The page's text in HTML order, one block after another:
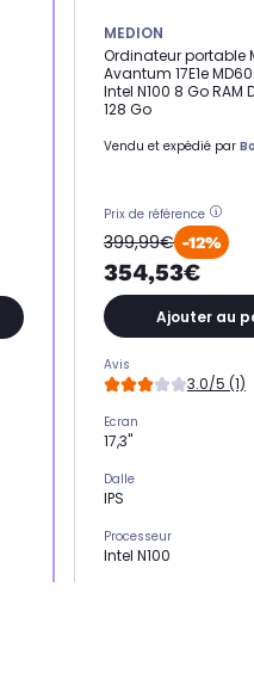
MEDION
Ordinateur portable
Avantum 17E1e
Intel N100 8 Go RAM
128 Go
Vendu et expédié par
Prix de référence
399,99€ -12%
354,53€
Ajouter au
Avis
3.0/5 (1)
Ecran
17,3"
Dalle
IPS
Processeur
Intel N100